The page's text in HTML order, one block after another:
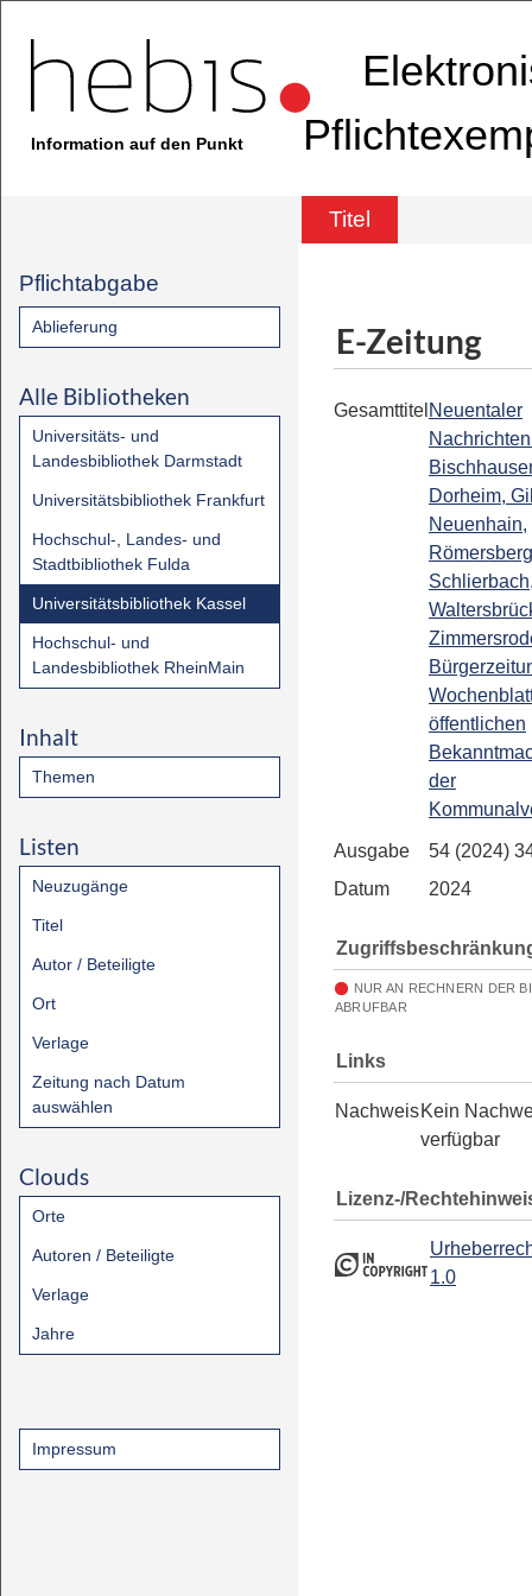
Information auf den Punkt
Titel
Pflichtabgabe
Ablieferung
Alle Bibliotheken
Universitäts- und
Landesbibliothek Darmstadt
Universitätsbibliothek Frankfurt
Hochschul-, Landes- und
Stadtbibliothek Fulda
Universitätsbibliothek Kassel
Hochschul- und
Landesbibliothek RheinMain
Inhalt
Themen
Listen
Neuzugänge
Titel
Autor / Beteiligte
Ort
Verlage
Zeitung nach Datum
auswählen
Clouds
Orte
Autoren / Beteiligte
Verlage
Jahre
Impressum
E-Zeitung
Gesamttitel Neuentaler
Dorheim,
Neuenhain,
öffentlichen
der
Ausgabe
54 (2024)
Datum
2024
NUR AN RECHNERN DER
ABRUFBAR
Links
NachweisKein
verfügbar
Lizenz-/
1.0